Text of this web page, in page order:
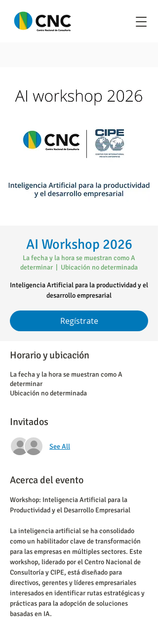
AI Workshop 2026
La fecha y la hora se muestran como A
determinar
Ubicación no determinada
Inteligencia Artificial para la productividad y el
desarrollo empresarial
Regístrate
Horario y ubicación
La fecha y la hora se muestran como A
determinar
Ubicación no determinada
Invitados
See All
Acerca del evento
Workshop: Inteligencia Artificial para la
Productividad y el Desarrollo Empresarial
La inteligencia artificial se ha consolidado
como un habilitador clave de transformación
para las empresas en múltiples sectores. Este
workshop, liderado por el Centro Nacional de
Consultoría y CIPE, está diseñado para
directivos, gerentes y líderes empresariales
interesados en identificar rutas estratégicas y
prácticas para la adopción de soluciones
basadas en IA.